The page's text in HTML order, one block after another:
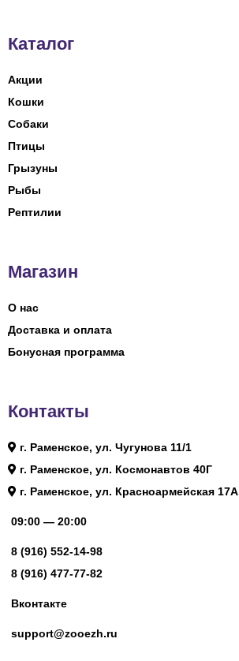
Каталог
Акции
Кошки
Собаки
Птицы
Грызуны
Рыбы
Рептилии
Магазин
О нас
Доставка и оплата
Бонусная программа
Контакты
г. Раменское, ул. Чугунова 11/1
г. Раменское, ул. Космонавтов 40Г
г. Раменское, ул. Красноармейская 17А
09:00 — 20:00
8 (916) 552-14-98
8 (916) 477-77-82
Вконтакте
support@zooezh.ru